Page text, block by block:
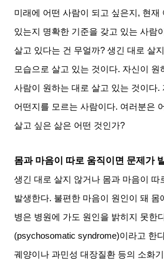
미래에 어떤 사람이 되고 싶은지 , 현재
있는지 명확한 기준을 갖고 있는 사람
살고 있다는 건 무얼까?생긴 대로 살
모습으로 살고 있는 것이다. 자신이 원
사람이 원하는 대로 살고 있는 것이다.
어떤지를 모르는 사람이다. 여러분은
살고 싶은 삶은 어떤 것인가?
몸과 마음이 따로 움직이면 문제가
생긴 대로 살지 않거나 몸과 마음이 따
발생한다. 불편한 마음이 원인이 돼 몸
병은 병원에 가도 원인을 밝히지 못한
(psychosomatic syndrome)이라고 한
궤양이나 과민성 대장질환 등의 소화